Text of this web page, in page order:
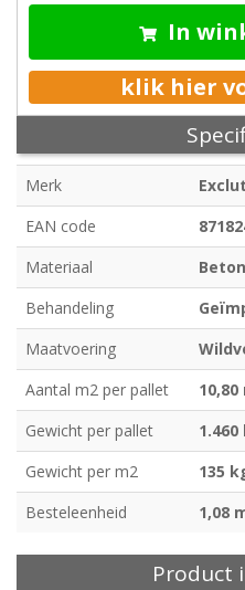
In
klik hier
Merk
EAN code
Materiaal
Beton
Behandeling
Maatvoering
Aantal m2 per pallet
10,80
Gewicht per pallet
1.460
Gewicht per m2
135
Besteleenheid
1,08
Product